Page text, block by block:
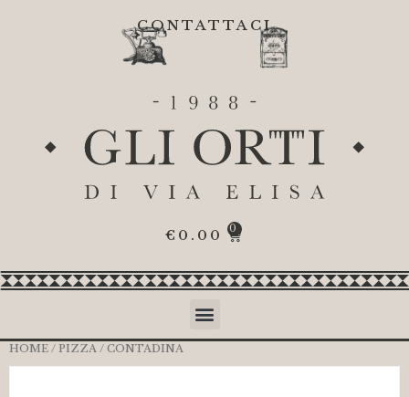
CONTATTACI
€ 0.00 0
HOME / PIZZA / CONTADINA